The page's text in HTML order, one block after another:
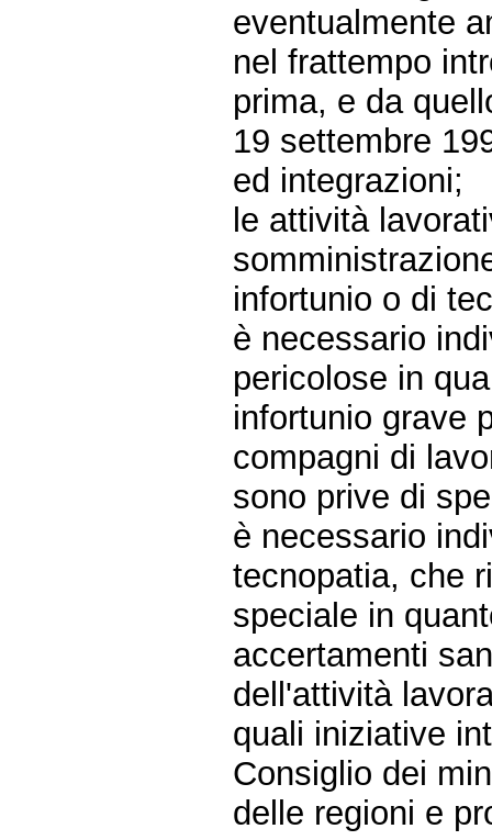
eventualmente
nel frattempo
prima, e da
19 settembre
ed integrazioni;
le attività
infortunio o di
è necessario
pericolose in
infortunio grave
compagni di
sono prive di
è necessario
tecnopatia, che
speciale in
accertamenti
dell'attività
quali iniziative
Consiglio dei
delle regioni e